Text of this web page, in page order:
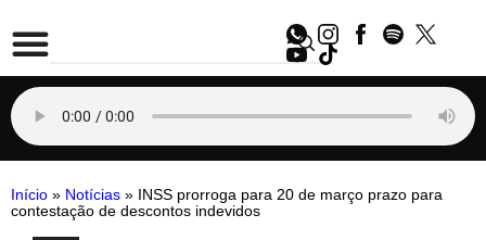
Início » Notícias » INSS prorroga para 20 de março prazo para
contestação de descontos indevidos